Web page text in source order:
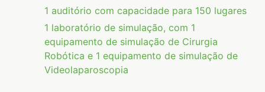
1 auditório com capacidade para 150 lugares
1 laboratório de simulação, com 1
equipamento de simulação de Cirurgia
Robótica e 1 equipamento de simulação de
Videolaparoscopia